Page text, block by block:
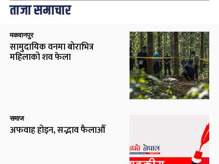
ताजा समाचार
मकवानपुर
सामुदायिक वनमा बोराभित्र
महिलाको शव फेला
समाज
अफवाह होइन, सद्भाव फैलाऔँ